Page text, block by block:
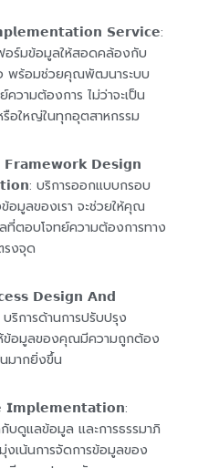
𝗦𝗲𝗿𝘃𝗶𝗰𝗲:
ร์มข้อมูลให้สอดคล้องกับ
พร้อมช่วยคุณพัฒนาระบบ
วามต้องการ ไม่ว่าจะเป็น
อใหญ่ในทุกอุตสาหกรรม
𝗙𝗿𝗮𝗺𝗲𝘄𝗼𝗿𝗸 𝗗𝗲𝘀𝗶𝗴𝗻
บริการออกแบบกรอบ
อมูลของเรา จะช่วยให้คุณ
ที่ตอบโจทย์ความต้องการทาง
งจุด
𝗗𝗲𝘀𝗶𝗴𝗻 𝗔𝗻𝗱
การด้านการปรับปรุง
ข้อมูลของคุณมีความถูกต้อง
มากยิ่งขึ้น
บดูแลข้อมูล และการธรรมาภิ
งเน้นการจัดการข้อมูลของ